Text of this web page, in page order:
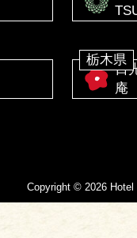
栃木県
日
庵
Copyright © 2026